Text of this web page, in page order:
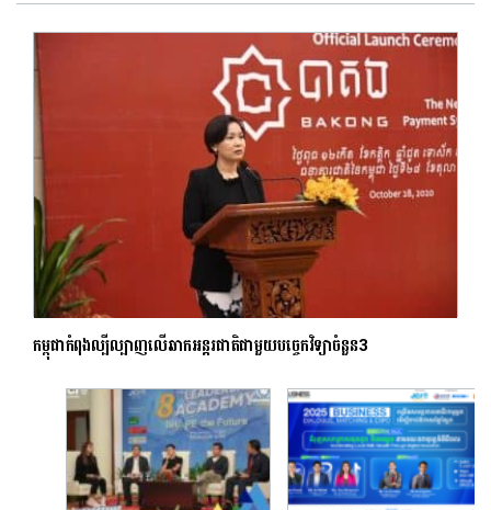
កម្ពុជាកំពុងល្បីល្បាញលើឆាកអន្តរជាតិជាមួយបច្ចេកវិទ្យាចំនួន3